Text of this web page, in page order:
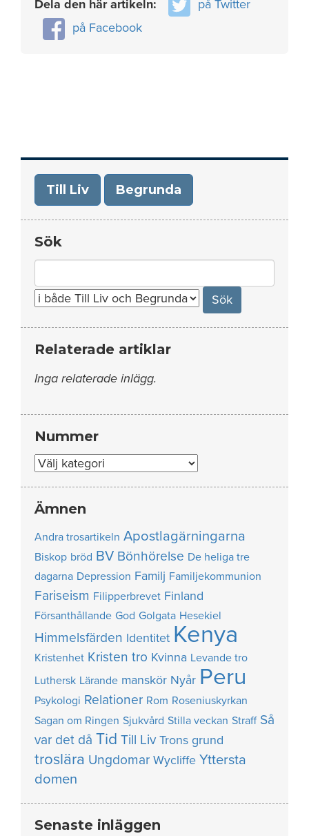
Dela den här artikeln:
på Twitter
på Facebook
Till Liv Begrunda
Sök
for:
Relaterade artiklar
Inga relaterade inlägg.
Nummer
Nummer
Ämnen
Andra trosartikeln Apostlagärningarna
Biskop bröd BV Bönhörelse De heliga tre
dagarna Depression Familj Familjekommunion
Fariseism Filipperbrevet Finland
Försanthållande God Golgata Hesekiel
Himmelsfärden Identitet Kenya
Kristenhet Kristen tro Kvinna Levande tro
Luthersk Lärande manskör Nyår Peru
Psykologi Relationer Rom Roseniuskyrkan
Sagan om Ringen Sjukvård Stilla veckan Straff Så
var det då Tid Till Liv Trons grund
troslära Ungdomar Wycliffe Yttersta
domen
Senaste inläggen